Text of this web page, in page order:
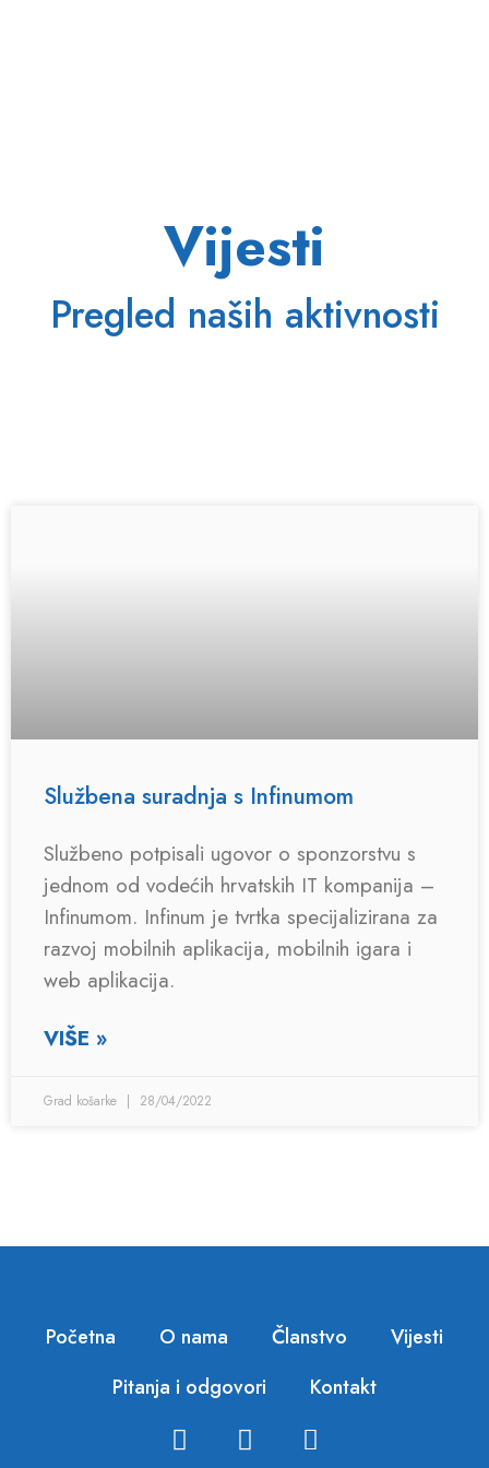
Vijesti
Pregled naših aktivnosti
Službena suradnja s Infinumom
Službeno potpisali ugovor o sponzorstvu s
jednom od vodećih hrvatskih IT kompanija –
Infinumom. Infinum je tvrtka specijalizirana za
razvoj mobilnih aplikacija, mobilnih igara i
web aplikacija.
VIŠE »
Grad košarke 28/04/2022
Početna O nama Članstvo
Vijesti
Pitanja i odgovori
Kontakt